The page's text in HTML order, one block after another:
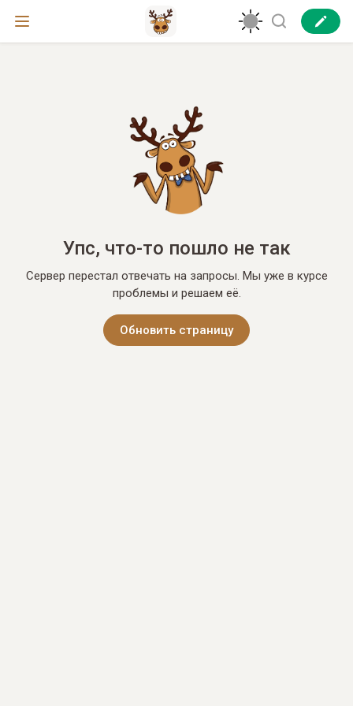
Упс, что-то пошло не так
Сервер перестал отвечать на запросы. Мы уже в курсе
проблемы и решаем её.
Обновить страницу